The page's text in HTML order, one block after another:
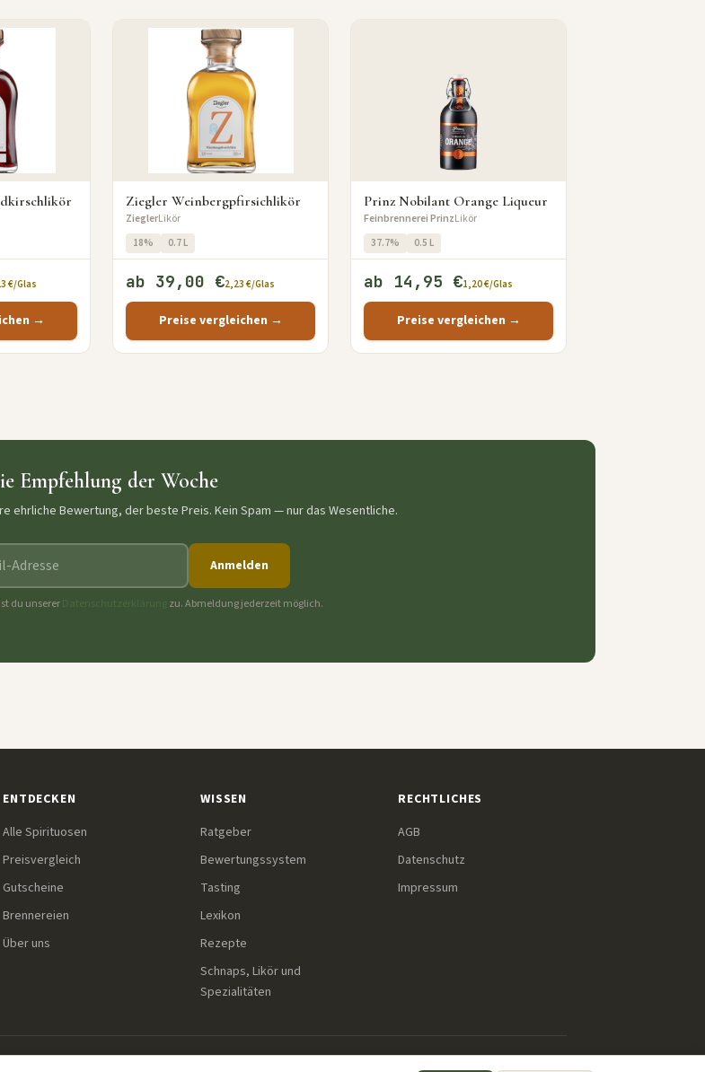
€/Glas
→
Ziegler Weinbergpfirsichlikör
ZieglerLikör
18% 0.7 L
ab 39,00 €2,23 €/Glas
Preise vergleichen →
Prinz Nobilant Orange Liqueur
Feinbrennerei PrinzLikör
37.7% 0.5 L
ab 14,95 €1,20 €/Glas
Preise vergleichen →
Empfehlung der Woche
ehrliche Bewertung, der beste Preis. Kein Spam — nur das Wesentliche.
Anmelden
du unserer zu. Abmeldung jederzeit möglich.
ENTDECKEN
Alle Spirituosen
Preisvergleich
Gutscheine
Brennereien
Über uns
WISSEN
Ratgeber
Bewertungssystem
Tasting
Lexikon
Rezepte
Schnaps, Likör und
Spezialitäten
RECHTLICHES
AGB
Datenschutz
Impressum